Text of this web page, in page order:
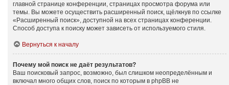
главной странице конференции, страницах просмотра форума или
темы. Вы можете осуществить расширенный поиск, щёлкнув по ссылке
«Расширенный поиск», доступной на всех страницах конференции.
Способ доступа к поиску может зависеть от используемого стиля.
Вернуться к началу
Почему мой поиск не даёт результатов?
Ваш поисковый запрос, возможно, был слишком неопределённым и
включал много общих слов, поиск по которым в phpBB не